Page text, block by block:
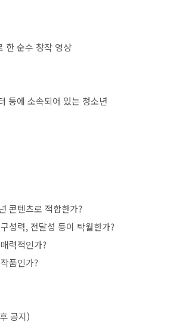
한 순수 창작 영상
등에 소속되어 있는 청소년
콘텐츠로 적합한가?
성력, 전달성 등이 탁월한가?
력적인가?
품인가?
공지)